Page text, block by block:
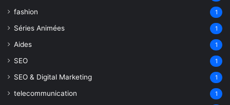
fashion 1
Séries Animées 1
Aides 1
SEO 1
SEO & Digital Marketing 1
telecommunication 1